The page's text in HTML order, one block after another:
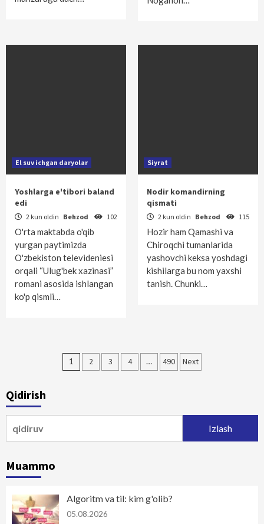
El suv ichgan daryolar
Yoshlarga e'tibori baland
edi
2 kun oldin Behzod 102
O'rta maktabda o'qib
yurgan paytimizda
O'zbekiston televideniesi
orqali “Ulug'bek xazinasi”
romani asosida ishlangan
ko'p qismli…
Siyrat
Nodir komandirning
qismati
2 kun oldin Behzod 115
Hozir ham Qamashi va
Chiroqchi tumanlarida
yashovchi keksa yoshdagi
kishilarga bu nom yaxshi
tanish. Chunki…
Maqolalar
1 2 3 4 … 490 Next
Qidirish
Muammo
Algoritm va til: kim g'olib?
05.08.2026